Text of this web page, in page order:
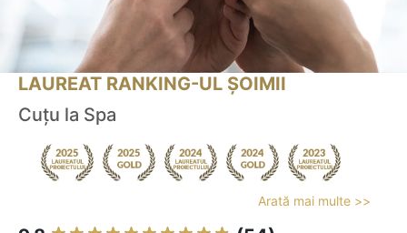
LAUREAT RANKING-UL ȘOIMII
Cuțu la Spa
Arată mai multe >>